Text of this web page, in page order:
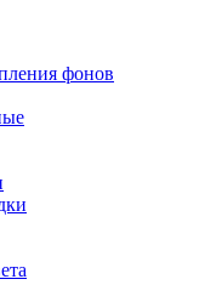
фонов